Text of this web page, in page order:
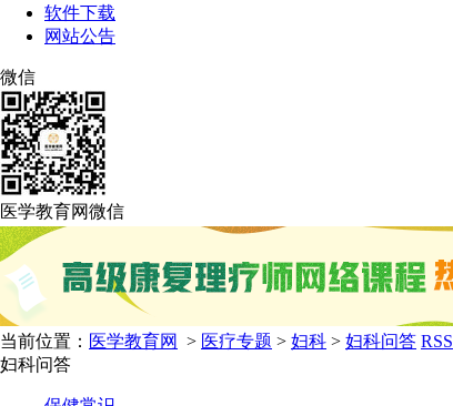
软件下载
网站公告
微信
医学教育网微信
当前位置： 医学教育网 > 医疗专题 > 妇科 > 妇科问答 RSS
妇科问答